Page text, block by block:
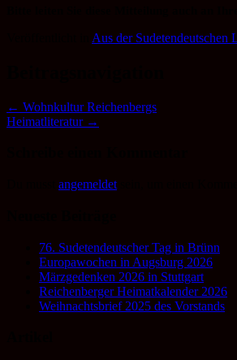
Aus der Sudetendeutschen
← Wohnkultur Reichenbergs
Heimatliteratur →
angemeldet
76. Sudetendeutscher Tag in Brünn
Europawochen in Augsburg 2026
Märzgedenken 2026 in Stuttgart
Reichenberger Heimatkalender 2026
Weihnachtsbrief 2025 des Vorstands